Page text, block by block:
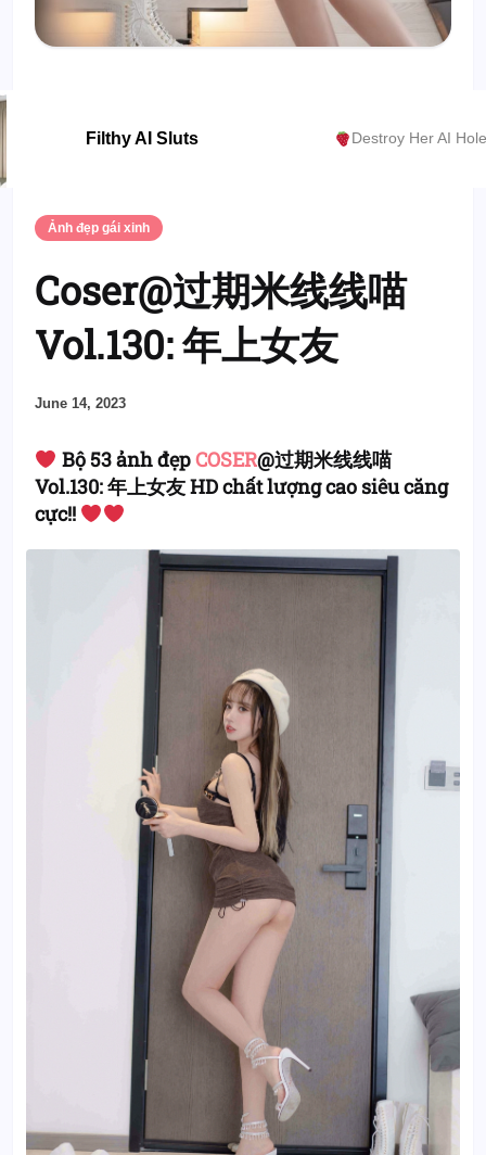
Filthy AI Sluts Destroy Her AI
Ảnh đẹp gái xinh
Coser@过期米线线喵
Vol.130: 年上女友
June 14, 2023
Bộ 53 ảnh đẹpCOSER@过期米线线喵
Vol.130: 年上女友 HD chất lượng cao siêu căng
cực!!